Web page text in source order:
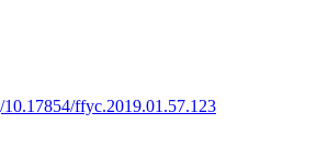
ffyc.2019.01.57.123